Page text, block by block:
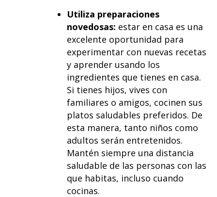
Utiliza preparaciones
novedosas: estar en casa es una
excelente oportunidad para
experimentar con nuevas recetas
y aprender usando los
ingredientes que tienes en casa.
Si tienes hijos, vives con
familiares o amigos, cocinen sus
platos saludables preferidos. De
esta manera, tanto niños como
adultos serán entretenidos.
Mantén siempre una distancia
saludable de las personas con las
que habitas, incluso cuando
cocinas.